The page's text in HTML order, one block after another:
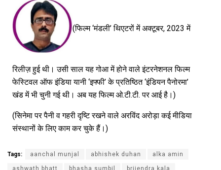
(फिल्म ‘मंडली’ थिएटरों में अक्टूबर, 2023 में
रिलीज़ हुई थी। उसी साल यह गोआ में होने वाले इंटरनेशनल फिल्म
फेस्टिवल ऑफ इंडिया यानी ‘इफ्फी’ के प्रतिष्ठित ‘इंडियन पैनोरमा’
खंड में भी चुनी गई थी। अब यह फिल्म ओ.टी.टी. पर आई है।)
(सिनेमा पर पैनी व गहरी दृष्टि रखने वाले अरविंद अरोड़ा कई मीडिया
संस्थानों के लिए काम कर चुके हैं।)
Tags: aanchal munjal abhishek duhan alka amin
ashwath bhatt bhasha sumbil brijendra kala